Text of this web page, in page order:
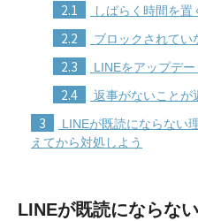
2.1 しばらく時間を置
2.2 ブロックされてい
2.3 LINEをアップデ
2.4 返事がないことが
3
LINEが既読にならない
えてから対処しよう
LINEが既読にならな